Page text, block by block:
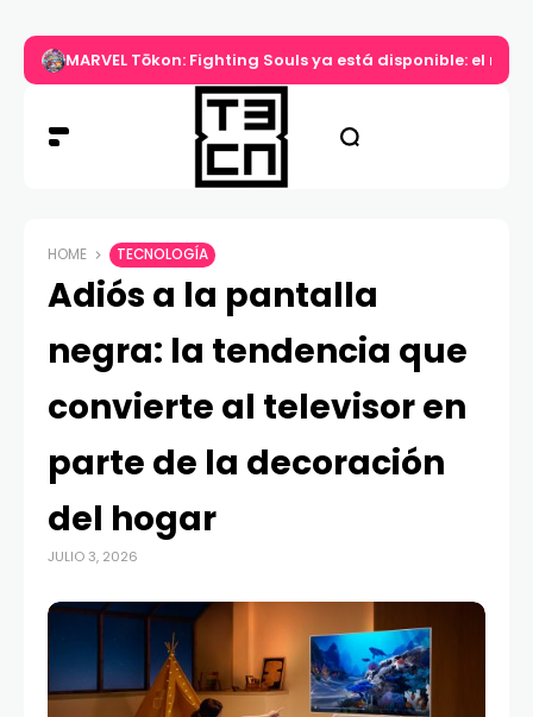
MARVEL Tōkon: Fighting Souls ya está disponible: el
HOME TECNOLOGÍA
Adiós a la pantalla
negra: la tendencia que
convierte al televisor en
parte de la decoración
del hogar
JULIO 3, 2026